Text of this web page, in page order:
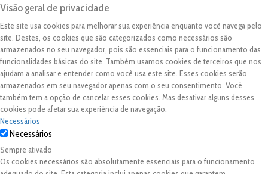
Visão geral de privacidade
Este site usa cookies para melhorar sua experiência enquanto você navega pelo
site. Destes, os cookies que são categorizados como necessários são
armazenados no seu navegador, pois são essenciais para o funcionamento das
funcionalidades básicas do site. Também usamos cookies de terceiros que nos
ajudam a analisar e entender como você usa este site. Esses cookies serão
armazenados em seu navegador apenas com o seu consentimento. Você
também tem a opção de cancelar esses cookies. Mas desativar alguns desses
cookies pode afetar sua experiência de navegação.
Necessários
Necessários
Sempre ativado
Os cookies necessários são absolutamente essenciais para o funcionamento